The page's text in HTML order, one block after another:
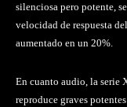
silenciosa pero potente,
velocidad de respuesta
aumentado en un 20%.
En cuanto audio, la serie
reproduce graves